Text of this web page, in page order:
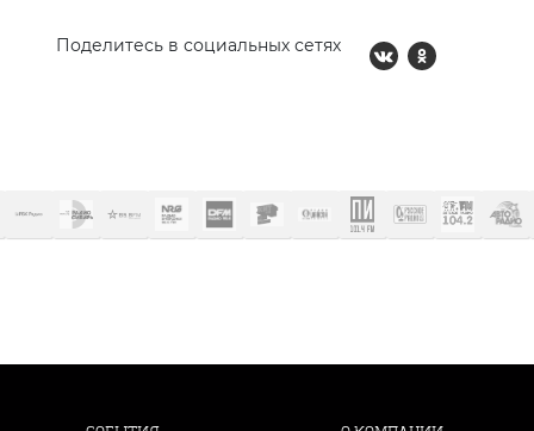
Поделитесь в социальных сетях